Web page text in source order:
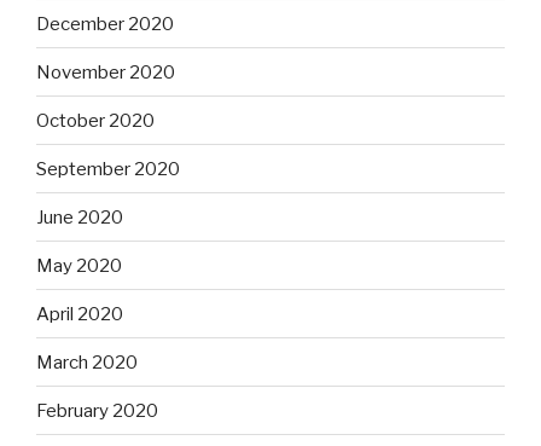
December 2020
November 2020
October 2020
September 2020
June 2020
May 2020
April 2020
March 2020
February 2020